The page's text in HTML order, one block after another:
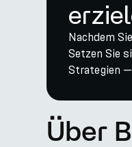
Nachdem
Setzen Sie
Strategien —
Über